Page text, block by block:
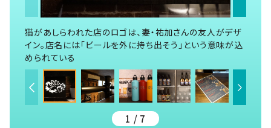
猫があしらわれた店のロゴは、妻・祐加さんの友人がデザ
イン。店名には「ビールを外に持ち出そう」という意味が込
められている
1 / 7